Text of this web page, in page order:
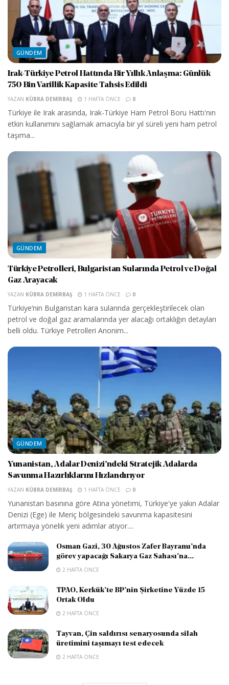
GÜNDEM
Irak-Türkiye Petrol Hattında Bir Yıllık Anlaşma: Günlük
750 Bin Varillik Kapasite Tahsis Edildi
YAZAN KÜBRA DEMIRBAŞ 1 HAFTA ÖNCE 0
Türkiye ile Irak arasında, Irak-Türkiye Ham Petrol Boru Hattı'nın
etkin kullanımını sağlamak amacıyla bir yıl süreli yeni ham petrol
taşıma...
GÜNDEM
Türkiye Petrolleri, Bulgaristan Sularında Petrol ve Doğal
Gaz Arayacak
YAZAN KÜBRA DEMIRBAŞ 1 HAFTA ÖNCE 0
Türkiye’nin Bulgaristan kara sularında gerçekleştirilecek olan
petrol ve doğal gaz aramalarında yer alacağı ortaklığın detayları
belli oldu. Türkiye Petrolleri Anonim...
GÜNDEM
Yunanistan, Adalar Denizi’ndeki Stratejik Adalarda
Savunma Hazırlıklarını Hızlandırıyor
YAZAN KÜBRA DEMIRBAŞ 1 HAFTA ÖNCE 0
Yunanistan basınına göre Atina yönetimi, Türkiye'ye yakın Adalar
Denizi (Ege) ile Meriç bölgesindeki savunma kapasitesini
artırmaya yönelik yeni adımlar atıyor....
Osman Gazi, 30 Ağustos Zafer Bayramı’nda
görev yapacağı Sakarya Gaz Sahası’na...
2 HAFTA ÖNCE
TPAO, Kerkük’te BP’nin Şirketine Yüzde 15
Ortak Oldu
2 HAFTA ÖNCE
Tayvan, Çin saldırısı senaryosunda silah
üretimini taşımayı test edecek
2 HAFTA ÖNCE